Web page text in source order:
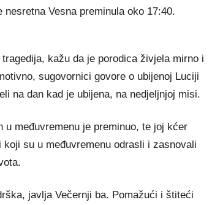
Vesna preminula oko 17:40.
kažu da je porodica živjela mirno i
sugovornici govore o ubijenoj Luciji
na dan kad je ubijena, na nedjeljnjoj misi.
u međuvremenu je preminuo, te joj kćer
su u međuvremenu odrasli i zasnovali
javlja Večernji ba. Pomažući i štiteći